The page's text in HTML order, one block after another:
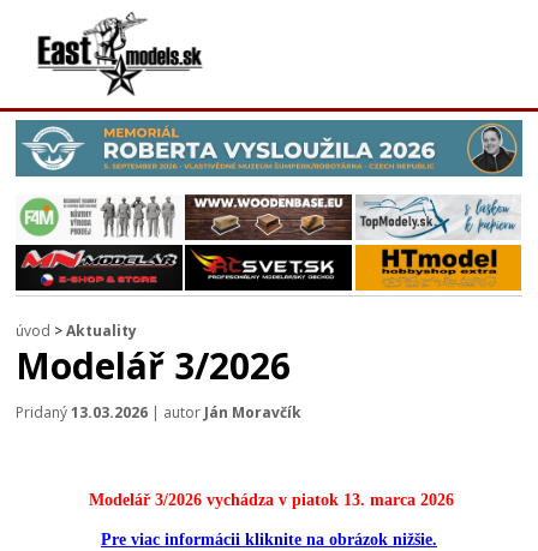
úvod >Aktuality
Modelář 3/2026
Pridaný13.03.2026 | autorJán Moravčík
Modelář 3/2026 vychádza v piatok 13. marca 2026
Pre viac informácii kliknite na obrázok nižšie.